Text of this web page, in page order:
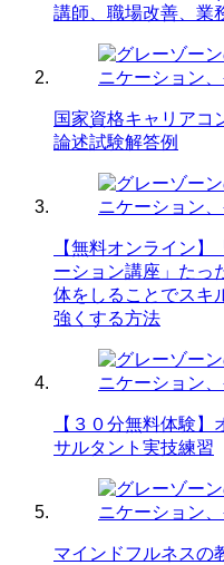
講師、職場改善、業
国家資格キャリアコ
論述試験解答例
【無料オンライン
ーション講座」たっ
体をしることでスキ
強くする方法
【３０分無料体験
サルタント実技練習
マインドフルネスの